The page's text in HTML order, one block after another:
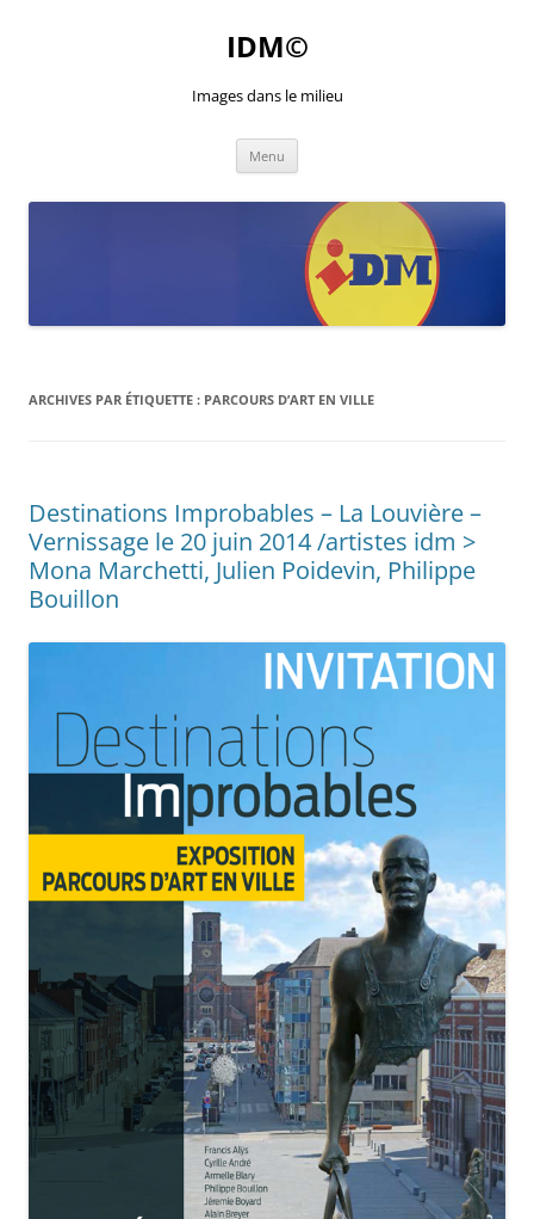
IDM©
Images dans le milieu
Menu
ARCHIVES PAR ÉTIQUETTE : PARCOURS D’ART EN VILLE
Destinations Improbables – La Louvière –
Vernissage le 20 juin 2014 /artistes idm >
Mona Marchetti, Julien Poidevin, Philippe
Bouillon